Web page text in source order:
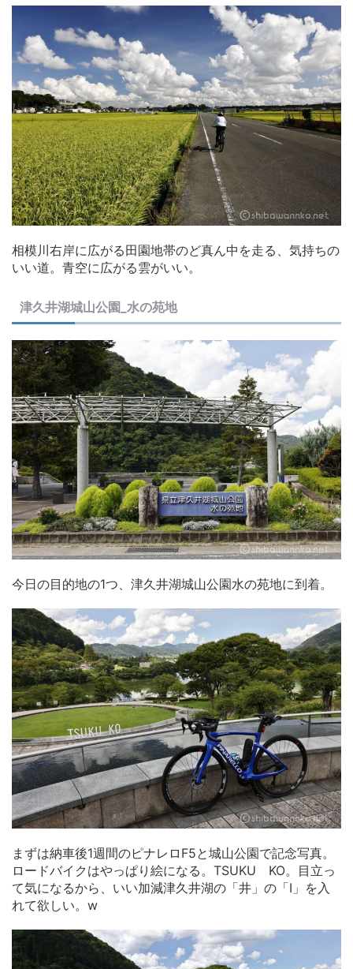
相模川右岸に広がる田園地帯のど真ん中を走る、気持ちの
いい道。青空に広がる雲がいい。
津久井湖城山公園_水の苑地
今日の目的地の1つ、津久井湖城山公園水の苑地に到着。
まずは納車後1週間のピナレロF5と城山公園で記念写真。
ロードバイクはやっぱり絵になる。TSUKU KO。目立っ
て気になるから、いい加減津久井湖の「井」の「I」を入
れて欲しい。w